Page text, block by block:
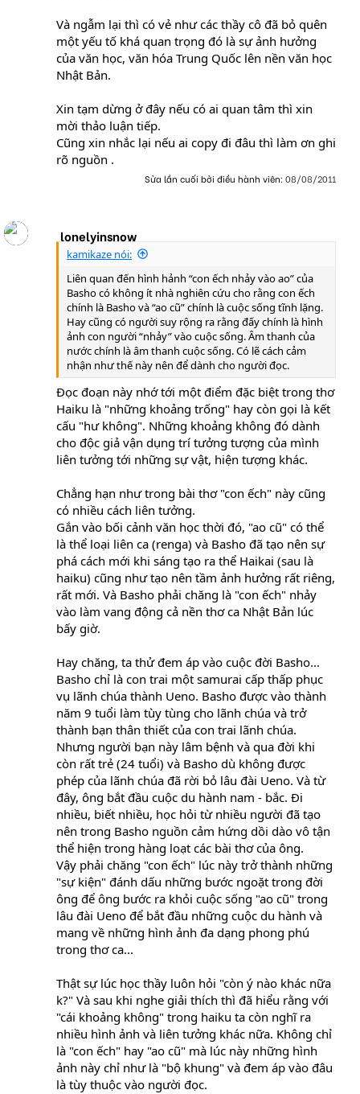
Và ngẫm lại thì có vẻ như các thầy cô đã bỏ quên
một yếu tố khá quan trọng đó là sự ảnh hưởng
của văn học, văn hóa Trung Quốc lên nền văn học
Nhật Bản.
Xin tạm dừng ở đây nếu có ai quan tâm thì xin
mời thảo luận tiếp.
Cũng xin nhắc lại nếu ai copy đi đâu thì làm ơn ghi
rõ nguồn .
Sửa lần cuối bởi điều hành viên: 08/08/2011
lonelyinsnow
kamikaze nói:
Liên quan đến hình hảnh “con ếch nhảy vào ao” của
Basho có không ít nhà nghiên cứu cho rằng con ếch
chính là Basho và “ao cũ” chính là cuộc sống tĩnh lặng.
Hay cũng có người suy rộng ra rằng đấy chính là hình
ảnh con người “nhảy” vào cuộc sống. Âm thanh của
nước chính là âm thanh cuộc sống. Có lẽ cách cảm
nhận như thế này nên để dành cho người đọc.
Đọc đoạn này nhớ tới một điểm đặc biệt trong thơ
Haiku là "những khoảng trống" hay còn gọi là kết
cấu "hư không". Những khoảng không đó dành
cho độc giả vận dụng trí tưởng tượng của mình
liên tưởng tới những sự vật, hiện tượng khác.
Chẳng hạn như trong bài thơ "con ếch" này cũng
có nhiều cách liên tưởng.
Gắn vào bối cảnh văn học thời đó, "ao cũ" có thể
là thể loại liên ca (renga) và Basho đã tạo nên sự
phá cách mới khi sáng tạo ra thể Haikai (sau là
haiku) cũng như tạo nên tầm ảnh hưởng rất riêng,
rất mới. Và Basho phải chăng là "con ếch" nhảy
vào làm vang động cả nền thơ ca Nhật Bản lúc
bấy giờ.
Hay chăng, ta thử đem áp vào cuộc đời Basho...
Basho chỉ là con trai một samurai cấp thấp phục
vụ lãnh chúa thành Ueno. Basho được vào thành
năm 9 tuổi làm tùy tùng cho lãnh chúa và trở
thành bạn thân thiết của con trai lãnh chúa.
Nhưng người bạn này lâm bệnh và qua đời khi
còn rất trẻ (24 tuổi) và Basho dù không được
phép của lãnh chúa đã rời bỏ lâu đài Ueno. Và từ
đây, ông bắt đầu cuộc du hành nam - bắc. Đi
nhiều, biết nhiều, học hỏi từ nhiều người đã tạo
nên trong Basho nguồn cảm hứng dồi dào vô tận
thể hiện trong hàng loạt các bài thơ của ông.
Vậy phải chăng "con ếch" lúc này trở thành những
"sự kiện" đánh dấu những bước ngoặt trong đời
ông để ông bước ra khỏi cuộc sống "ao cũ" trong
lâu đài Ueno để bắt đầu những cuộc du hành và
mang về những hình ảnh đa dạng phong phú
trong thơ ca...
Thật sự lúc học thầy luôn hỏi "còn ý nào khác nữa
k?" Và sau khi nghe giải thích thì đã hiểu rằng với
"cái khoảng không" trong haiku ta còn nghĩ ra
nhiều hình ảnh và liên tưởng khác nữa. Không chỉ
là "con ếch" hay "ao cũ" mà lúc này những hình
ảnh này chỉ như là "bộ khung" và đem áp vào đâu
là tùy thuộc vào người đọc.